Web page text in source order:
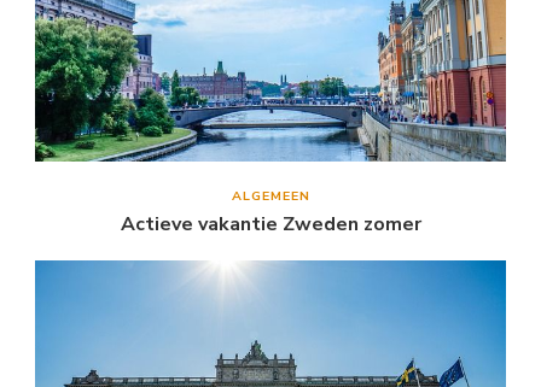
ALGEMEEN
Actieve vakantie Zweden zomer